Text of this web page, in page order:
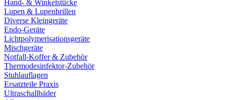
Hand- & Winkelstücke
Lupen & Lupenbrillen
Diverse Kleingeräte
Endo-Geräte
Lichtpolymerisationsgeräte
Mischgeräte
Notfall-Koffer & Zubehör
Thermodesinfektor-Zubehör
Stuhlauflagen
Ersatzteile Praxis
Ultraschallbäder